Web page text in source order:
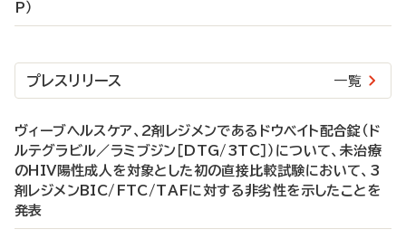
P）
プレスリリース 一覧
ヴィーブヘルスケア、2剤レジメンであるドウベイト配合錠（ド
ルテグラビル／ラミブジン［DTG/3TC］）について、未治療
のHIV陽性成人を対象とした初の直接比較試験において、3
剤レジメンBIC/FTC/TAFに対する非劣性を示したことを
発表